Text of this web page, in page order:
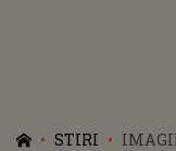
STIRI